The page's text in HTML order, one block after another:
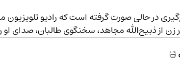
این موضع‌گیری در حالی صورت گرفته است که رادیو
طالبان، صدای او را قطع کرده بود.